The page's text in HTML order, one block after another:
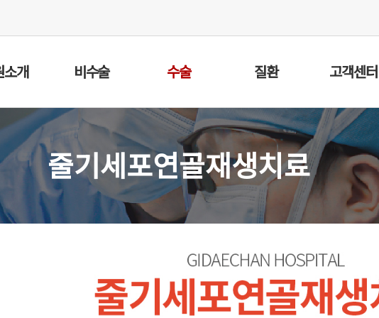
소개 비수술 수술 질환 고객센터
줄기세포연골재생치료